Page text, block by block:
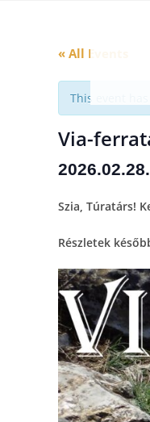
« All Events
This event
Via-
2026.02.28.
Szia, Túratárs!
Részletek